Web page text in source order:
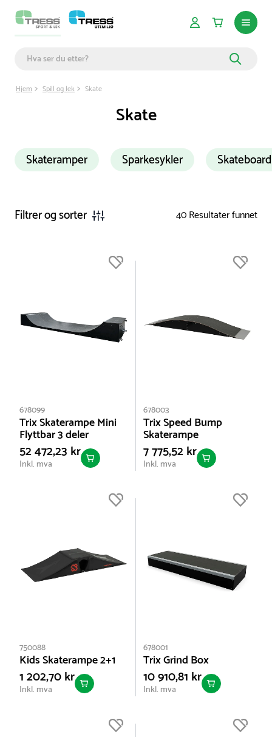
Hjem Spill og lek Skate
Skate
Skateramper Sparkesykler Skateboard
Filtrer og sorter 40Resultater funnet
678099
Trix Skaterampe Mini
Flyttbar 3 deler
52 472,23 kr
Inkl. mva
678003
Trix Speed Bump
Skaterampe
7 775,52 kr
Inkl. mva
750088
Kids Skaterampe 2+1
1 202,70 kr
Inkl. mva
678001
Trix Grind Box
10 910,81 kr
Inkl. mva